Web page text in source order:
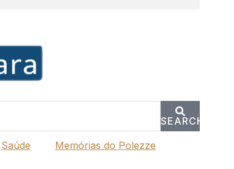
SEARCH
Saúde
Memórias do Polezze